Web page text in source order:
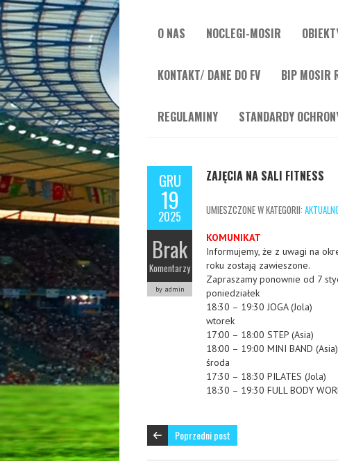
O NAS NOCLEGI-MOSIR
KONTAKT/ DANE DO FV BIP MOSIR
REGULAMINY STANDARDY
GRU
19
2025
Brak
Komentarzy
by admin
ZAJĘCIA NA SALI FITNESS
UMIESZCZONE W KATEGORII:
KOMUNIKAT
Informujemy, że z uwagi na
roku zostają zawieszone.
Zapraszamy ponownie od 7
poniedziałek
18:30 – 19:30 JOGA (Jola)
wtorek
17:00 – 18:00 STEP (Asia)
18:00 – 19:00 MINI BAND (Asia)
środa
17:30 – 18:30 PILATES (Jola)
18:30 – 19:30 FULL BODY
Poprzedni post